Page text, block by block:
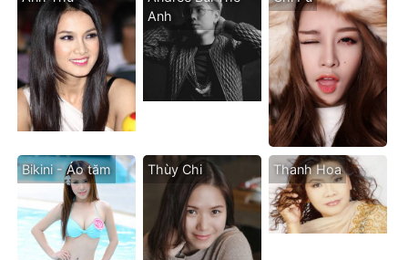
Anh
Bikini - Áo tăm Thùy Chi Thanh Hoa